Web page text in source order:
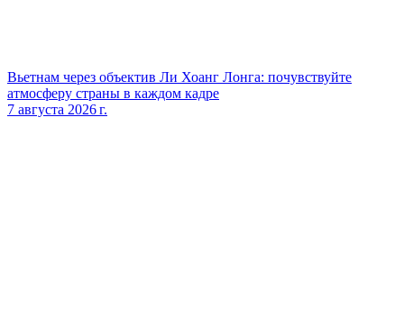
Вьетнам через объектив Ли Хоанг Лонга: почувствуйте
атмосферу страны в каждом кадре
7 августа 2026 г.